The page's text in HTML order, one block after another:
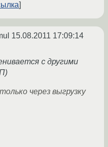
15.08.2011 17:09:14
с другими
через выгрузку